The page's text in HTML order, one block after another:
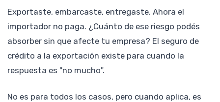
Exportaste, embarcaste, entregaste. Ahora el
importador no paga. ¿Cuánto de ese riesgo podés
absorber sin que afecte tu empresa? El seguro de
crédito a la exportación existe para cuando la
respuesta es "no mucho".
No es para todos los casos, pero cuando aplica, es